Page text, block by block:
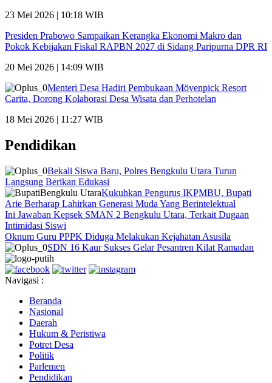
23 Mei 2026 | 10:18 WIB
Presiden Prabowo Sampaikan Kerangka Ekonomi Makro dan
Pokok Kebijakan Fiskal RAPBN 2027 di Sidang Paripurna DPR RI
20 Mei 2026 | 14:09 WIB
Menteri Desa Hadiri Pembukaan Mövenpick Resort
Carita, Dorong Kolaborasi Desa Wisata dan Perhotelan
18 Mei 2026 | 11:27 WIB
Pendidikan
Bekali Siswa Baru, Polres Bengkulu Utara Turun
Langsung Berikan Edukasi
Kukuhkan Pengurus IKPMBU, Bupati
Arie Berharap Lahirkan Generasi Muda Yang Berintelektual
Ini Jawaban Kepsek SMAN 2 Bengkulu Utara, Terkait Dugaan
Intimidasi Siswi
Oknum Guru PPPK Diduga Melakukan Kejahatan Asusila
SDN 16 Kaur Sukses Gelar Pesantren Kilat Ramadan
Navigasi :
Beranda
Nasional
Daerah
Hukum & Peristiwa
Potret Desa
Politik
Parlemen
Pendidikan